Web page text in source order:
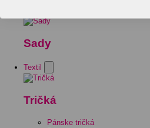
Sady
Textil
Tričká
Pánske tričká